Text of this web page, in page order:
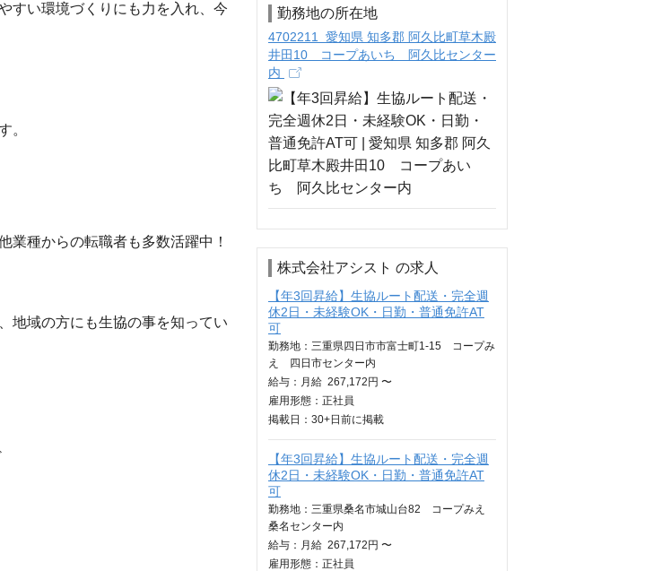
すい環境づくりにも力を入れ、今
。
業種からの転職者も多数活躍中！
地域の方にも生協の事を知ってい
勤務地の所在地
4702211 愛知県 知多郡 阿久比町草木殿
井田10 コープあいち 阿久比センター
内
株式会社アシスト の求人
【年3回昇給】生協ルート配送・完全週
休2日・未経験OK・日勤・普通免許AT
可
勤務地：三重県四日市市富士町1-15 コープみ
え 四日市センター内
給与： 月給 267,172円 〜
雇用形態：正社員
掲載日： 30+日 前に掲載
【年3回昇給】生協ルート配送・完全週
休2日・未経験OK・日勤・普通免許AT
可
勤務地：三重県桑名市城山台82 コープみえ
桑名センター内
給与： 月給 267,172円 〜
雇用形態：正社員